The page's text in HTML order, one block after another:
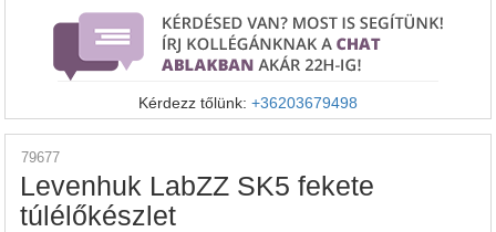
Kérdezz tőlünk: +36203679498
79677
Levenhuk LabZZ SK5 fekete
túlélőkészlet